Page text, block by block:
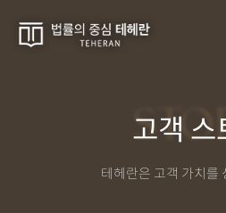
고객 스
테헤란은 고객 가치를